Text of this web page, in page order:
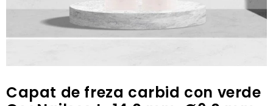
Capat de freza carbid con verde